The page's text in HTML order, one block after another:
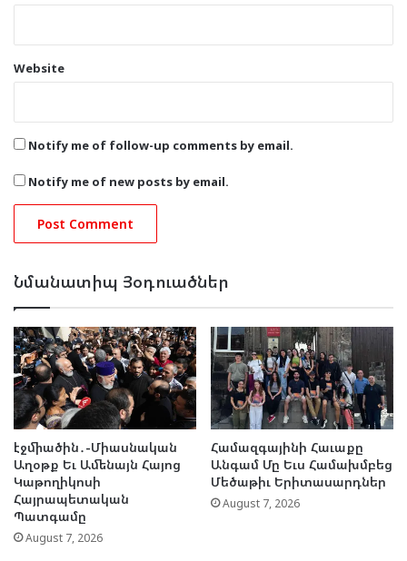
Website
Notify me of follow-up comments by email.
Notify me of new posts by email.
Նմանատիպ Յօդուածներ
էջմիածին․-Միասնական
Աղօթք Եւ Ամենայն Հայոց
Կաթողիկոսի
Հայրապետական
Պատգամը
August 7, 2026
Համազգայինի Հաւաքը
Անգամ Մը Եւս Համախմբեց
Մեծաթիւ Երիտասարդներ
August 7, 2026